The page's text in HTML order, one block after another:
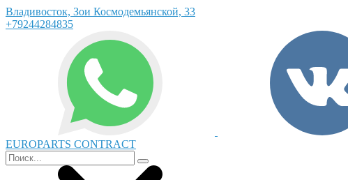
Владивосток, Зои Космодемьянской, 33
+79244284835
EUROPARTS CONTRACT